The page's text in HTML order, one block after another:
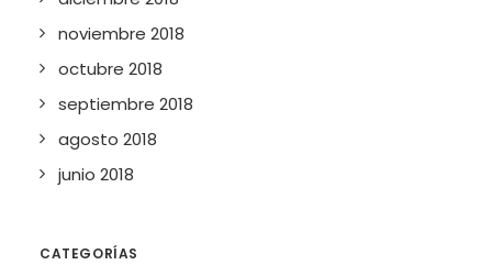
noviembre 2018
octubre 2018
septiembre 2018
agosto 2018
junio 2018
CATEGORÍAS